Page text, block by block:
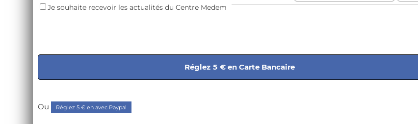
Je souhaite recevoir les actualités du Centre Medem
Réglez 5 € en Carte Bancaire
Ou Réglez5 € en avec Paypal